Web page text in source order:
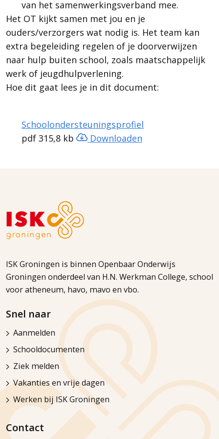
van het samenwerkingsverband mee.
Het OT kijkt samen met jou en je
ouders/verzorgers wat nodig is. Het team kan
extra begeleiding regelen of je doorverwijzen
naar hulp buiten school, zoals maatschappelijk
werk of jeugdhulpverlening.
Hoe dit gaat lees je in dit document:
Schoolondersteuningsprofiel
pdf 315,8 kb Downloaden
ISK Groningen is binnen Openbaar Onderwijs
Groningen onderdeel van H.N. Werkman College, school
voor atheneum, havo, mavo en vbo.
Snel naar
Aanmelden
Schooldocumenten
Ziek melden
Vakanties en vrije dagen
Werken bij ISK Groningen
Contact